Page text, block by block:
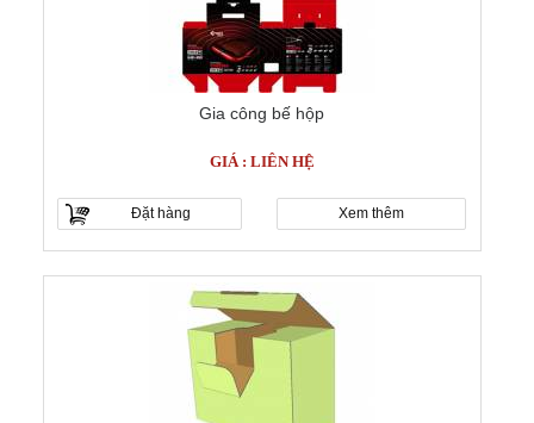
Gia công bế hộp
GIÁ : LIÊN HỆ
Đặt hàng Xem thêm